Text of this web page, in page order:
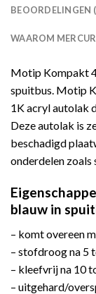
BEOORDELINGEN
WAAROM
Motip Kompakt
spuitbus. Motip
1K acryl autolak
Deze autolak is
beschadigd
onderdelen zoals
blauw in
– komt overeen
– stofdroog na 5
– kleefvrij na 10
– uitgehard/